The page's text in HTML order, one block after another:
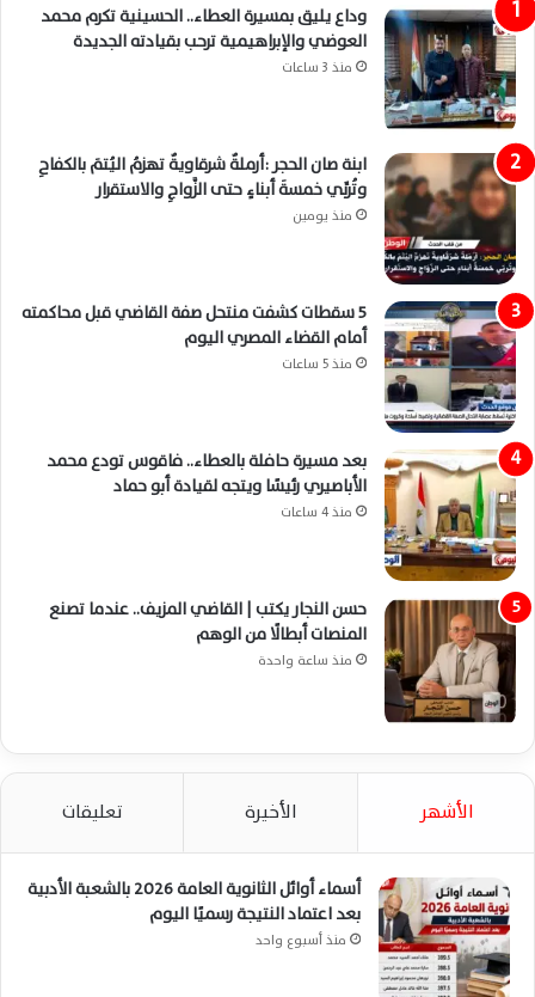
وداع يليق بمسيرة العطاء.. الحسينية تكرم محمد
العوضي والإبراهيمية ترحب بقيادته الجديدة
منذ 3 ساعات
ابنة صان الحجر :أرملةٌ شرقاويةٌ تهزمُ اليُتمَ بالكفاحِ
وتُربِّي خمسةَ أبناءٍ حتى الزَّواجِ والاستقرار
منذ يومين
5 سقطات كشفت منتحل صفة القاضي قبل محاكمته
أمام القضاء المصري اليوم
منذ 5 ساعات
بعد مسيرة حافلة بالعطاء.. فاقوس تودع محمد
الأباصيري رئيسًا ويتجه لقيادة أبو حماد
منذ 4 ساعات
حسن النجار يكتب | القاضي المزيف.. عندما تصنع
المنصات أبطالًا من الوهم
منذ ساعة واحدة
الأشهر الأخيرة تعليقات
أسماء أوائل الثانوية العامة 2026 بالشعبة الأدبية
بعد اعتماد النتيجة رسميًا اليوم
منذ أسبوع واحد